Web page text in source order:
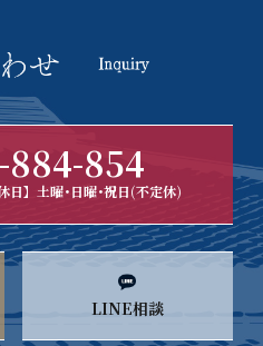
884-854
日】土曜･日曜･祝日(不定休)
LINE相談